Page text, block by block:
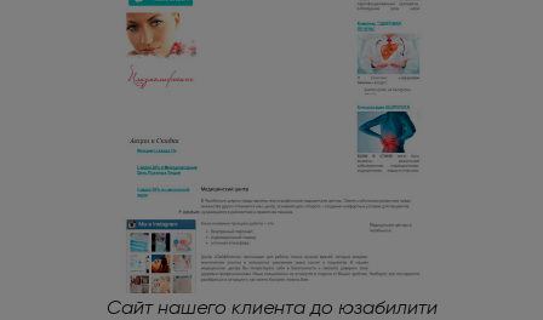
Сайт нашего клиента до юзабилити